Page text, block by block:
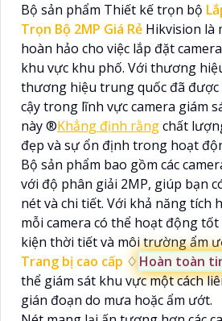
Bộ sản phẩm Thiết kế trọn bộ
Trọn Bộ 2MP Giá Rẻ Hikvision là
hoàn hảo cho việc lắp đặt
khu vực khu phố. Với thương
thương hiệu trung quốc đã
cậy trong lĩnh vực camera giám
này ®️Khẳng định rằngchất
đẹp và sự ổn định trong hoạt
Bộ sản phẩm bao gồm các
với độ phân giải 2MP, giúp bạn
nét và chi tiết. Với khả năng tích
mỗi camera có thể hoạt động
kiện thời tiết và môi trường ẩm
Trang bị cao cấp ♢ Hoàn toàn
thể giám sát khu vực một cách
gián đoạn do mưa hoặc ẩm ướt.